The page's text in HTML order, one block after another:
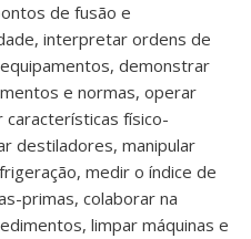
de fusão e
interpretar ordens de
demonstrar
e normas, operar
físico-
destiladores, manipular
medir o índice de
primas, colaborar na
limpar máquinas e